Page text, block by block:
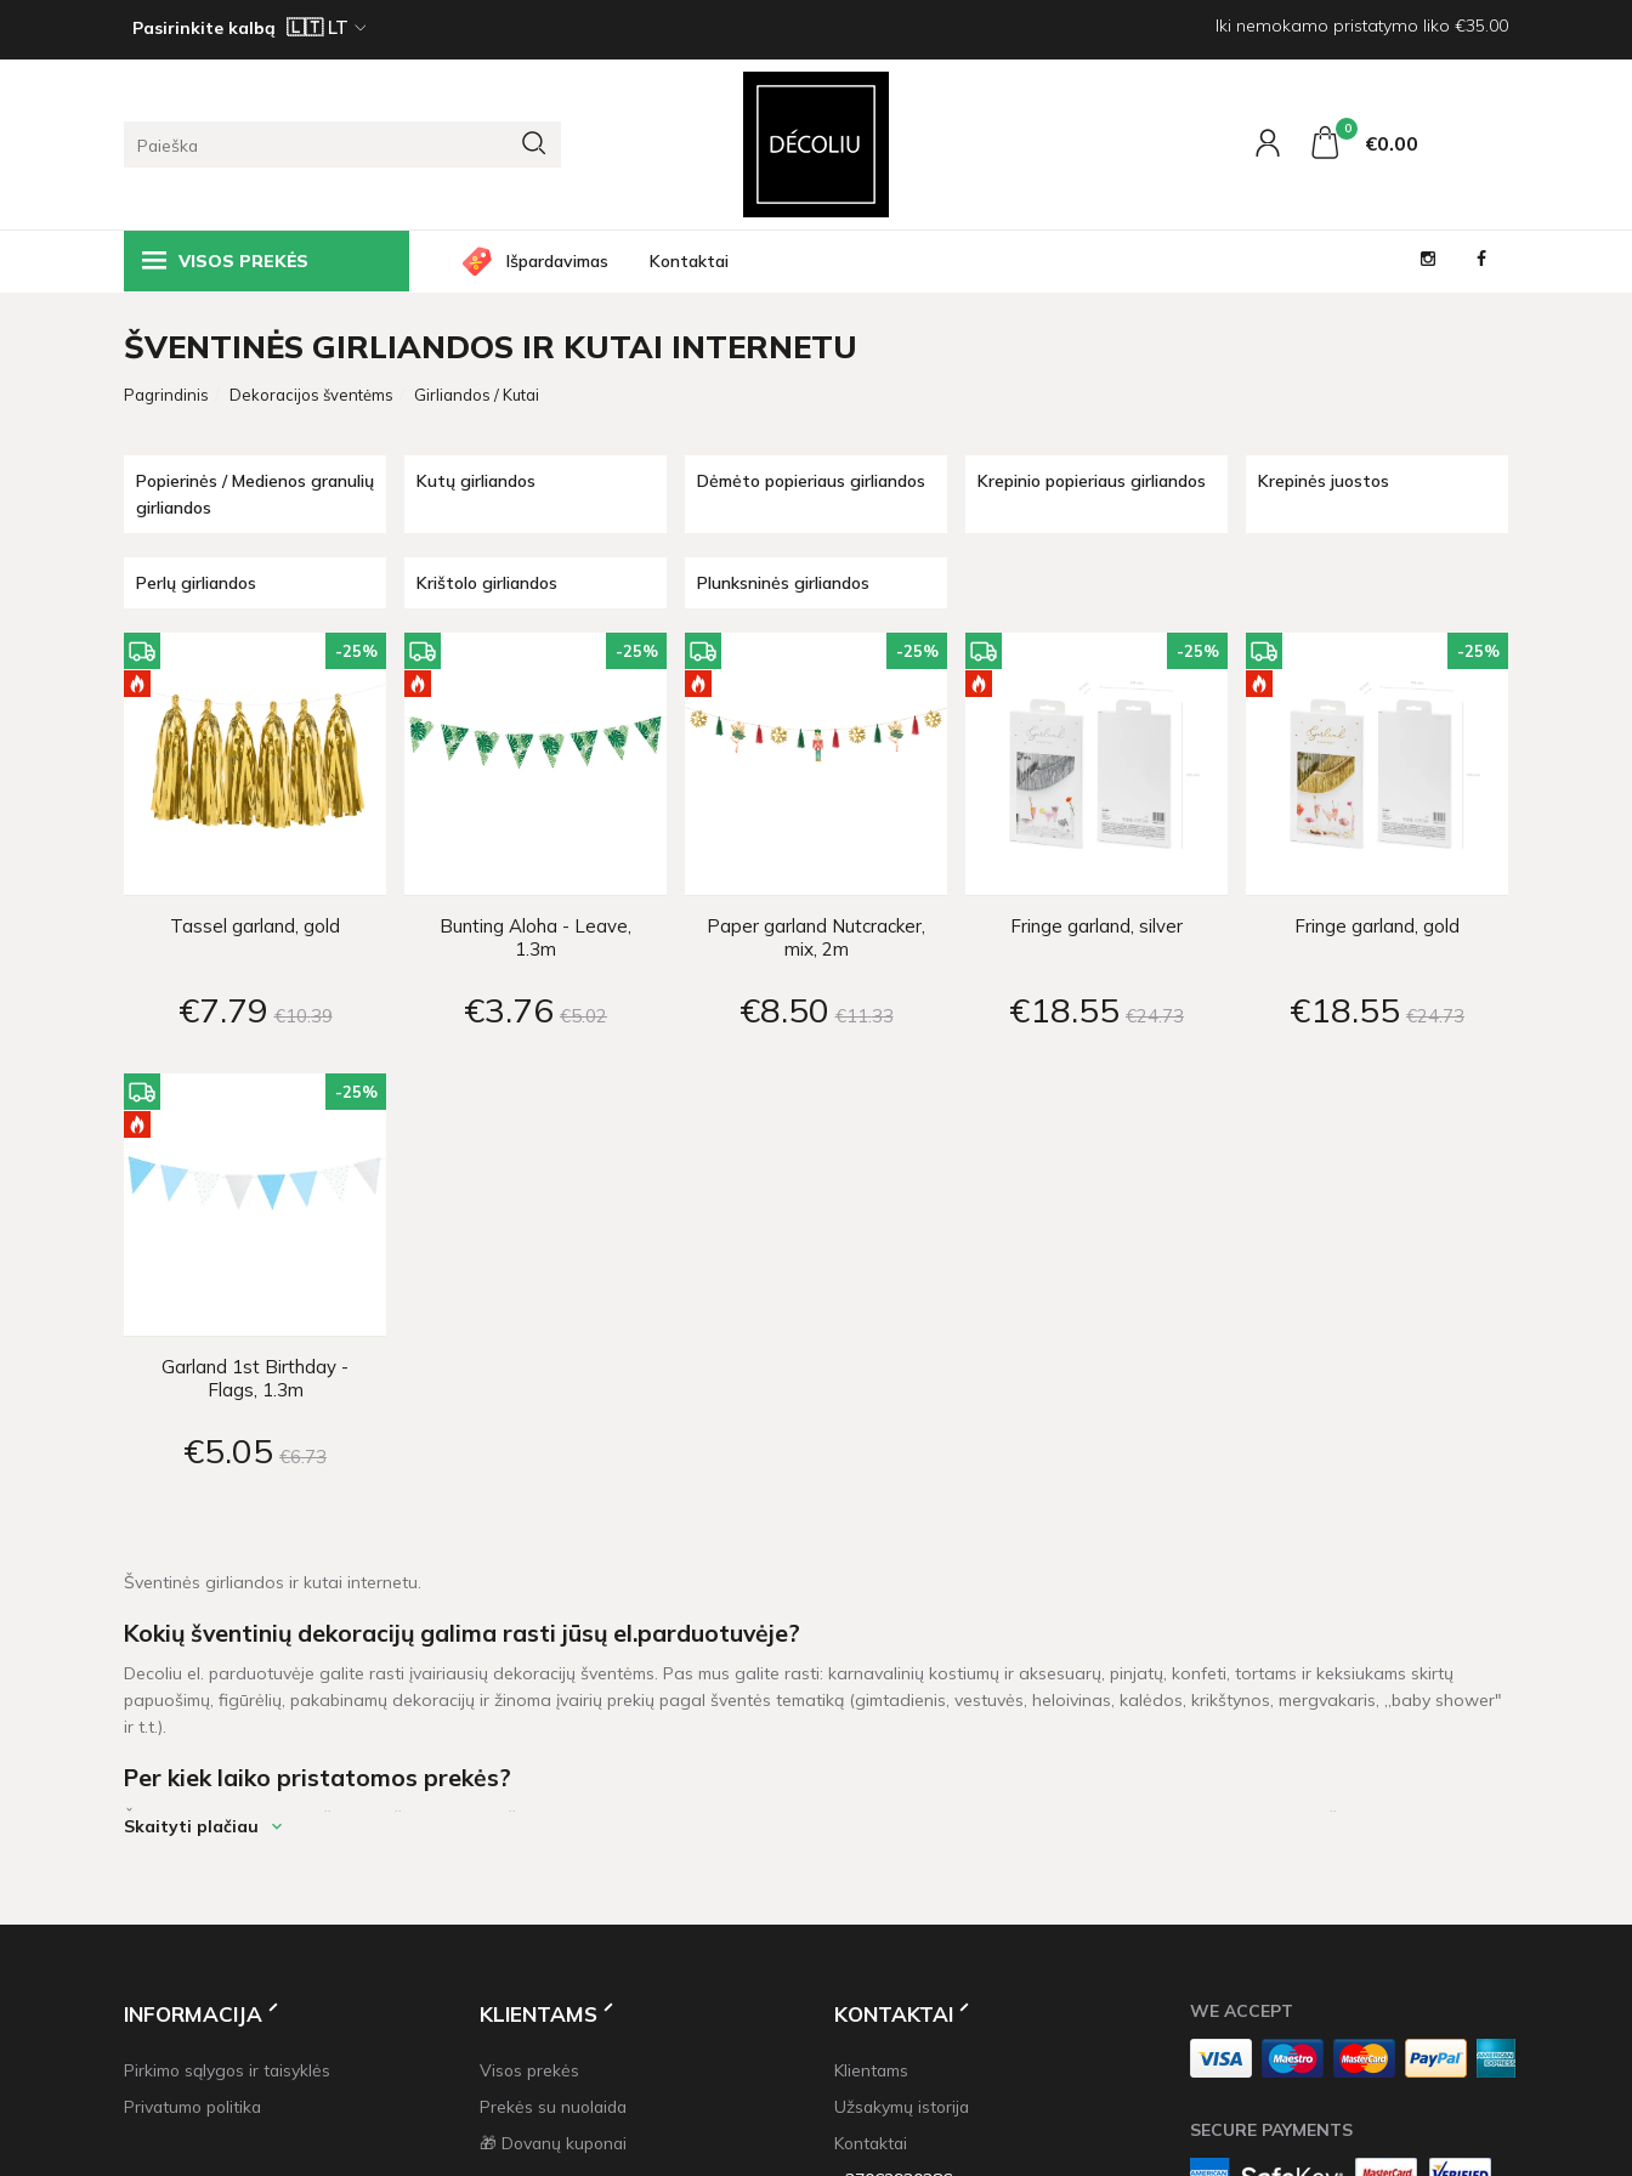
Pasirinkite kalbą Iki nemokamo pristatymo liko €35.00
0
€0 00
VISOS PREKĖS Išpardavimas Kontaktai
ŠVENTINĖS GIRLIANDOS IR KUTAI INTERNETU
Pagrindinis Dekoracijos šventėms Girliandos / Kutai
Popierinės / Medienos granulių
girliandos
Kutų girliandos Dėmėto popieriaus girliandos Krepinio popieriaus girliandos Krepinės juostos
Perlų girliandos Krištolo girliandos Plunksninės girliandos
-25%
Tassel garland, gold
€7 79 €1039
-25%
Bunting Aloha - Leave,
1.3m
€3 76 €502
-25%
Paper garland Nutcracker,
mix, 2m
€8 50 €1133
-25%
Fringe garland, silver
€18 55 €2473
-25%
Fringe garland, gold
€18 55 €2473
-25%
Garland 1st Birthday -
Flags, 1.3m
€5 05 €673
Šventinės girliandos ir kutai internetu.
Kokių šventinių dekoracijų galima rasti jūsų el.parduotuvėje?
Decoliu el. parduotuvėje galite rasti įvairiausių dekoracijų šventėms. Pas mus galite rasti: karnavalinių kostiumų ir aksesuarų, pinjatų, konfeti, tortams ir keksiukams skirtų
papuošimų, figūrėlių, pakabinamų dekoracijų ir žinoma įvairių prekių pagal šventės tematiką (gimtadienis, vestuvės, heloivinas, kalėdos, krikštynos, mergvakaris, „baby shower"
ir t.t.).
Per kiek laiko pristatomos prekės?
Šventinės dekoracijos pažymėtos žaliu sandėlio ženkleliu yra pristatomos per 1-2 darbo dienas. Kitų dekoracijų, kurių vietoje neturime, pristatymas gali užtrukti tarp 4 - 16
Skaityti plačiau
INFORMACIJA
Pirkimo sąlygos ir taisyklės
Privatumo politika
KLIENTAMS
Visos prekės
Prekės su nuolaida
🎁 Dovanų kuponai
KONTAKTAI
Klientams
Užsakymų istorija
Kontaktai
WE ACCEPT
SECURE PAYMENTS